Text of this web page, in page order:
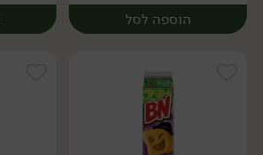
הוספה לסל